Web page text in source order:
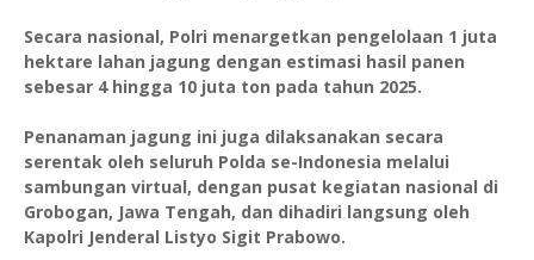
Secara nasional, Polri menargetkan pengelolaan 1 juta
hektare lahan jagung dengan estimasi hasil panen
sebesar 4 hingga 10 juta ton pada tahun 2025.
Penanaman jagung ini juga dilaksanakan secara
serentak oleh seluruh Polda se-Indonesia melalui
sambungan virtual, dengan pusat kegiatan nasional di
Grobogan, Jawa Tengah, dan dihadiri langsung oleh
Kapolri Jenderal Listyo Sigit Prabowo.